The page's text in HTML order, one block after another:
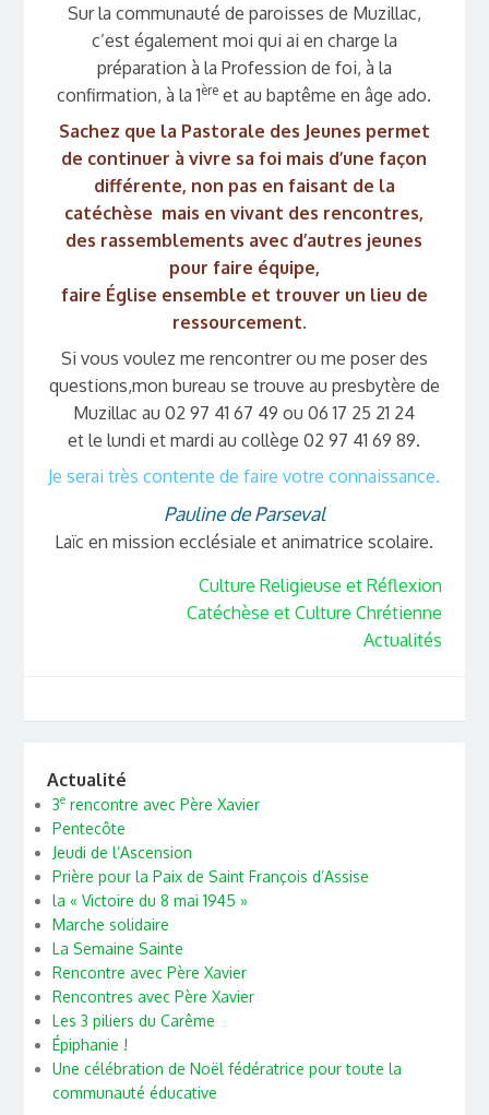
Sur la communauté de paroisses de Muzillac,
c’est également moi qui ai en charge la
préparation à la Profession de foi, à la
confirmation, à la 1ère et au baptême en âge ado.
Sachez que la Pastorale des Jeunes permet
de continuer à vivre sa foi mais d’une façon
différente, non pas en faisant de la
catéchèse mais en vivant des rencontres,
des rassemblements avec d’autres jeunes
pour faire équipe,
faire Église ensemble et trouver un lieu de
ressourcement.
Si vous voulez me rencontrer ou me poser des
questions,mon bureau se trouve au presbytère de
Muzillac au 02 97 41 67 49 ou 06 17 25 21 24
et le lundi et mardi au collège 02 97 41 69 89.
Je serai très contente de faire votre connaissance.
Pauline de Parseval
Laïc en mission ecclésiale et animatrice scolaire.
Culture Religieuse et Réflexion
Catéchèse et Culture Chrétienne
Actualités
Actualité
3erencontre avec Père Xavier
Pentecôte
Jeudi de l’Ascension
Prière pour la Paix de Saint François d’Assise
la « Victoire du 8 mai 1945 »
Marche solidaire
La Semaine Sainte
Rencontre avec Père Xavier
Rencontres avec Père Xavier
Les 3 piliers du Carême
Épiphanie !
Une célébration de Noël fédératrice pour toute la
communauté éducative